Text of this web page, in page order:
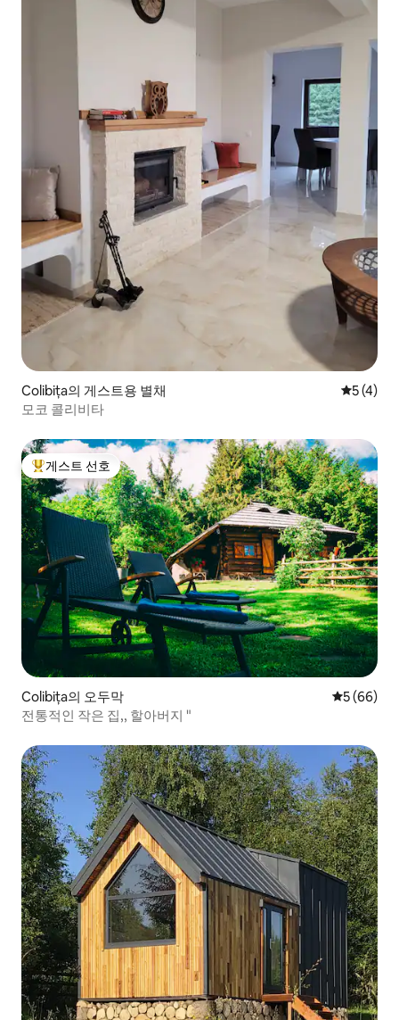
Colibița의 게스트용 별채 평점 5점
5 (4)
모코 콜리비타
상위 게스트 선호
게스트 선호
Colibița의 오두막 평점 5점(5
5 (66)
전통적인 작은 집,, 할아버지 "